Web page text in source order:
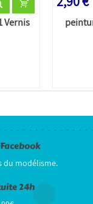
Vernis
du modélisme.
24h